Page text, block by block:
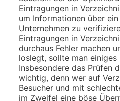
Eintragungen in
um Informationen über
Unternehmen zu
Eintragungen in
durchaus Fehler machen
loslegt, sollte man einiges
Insbesondere das Prüfen
wichtig, denn wer auf
Besucher und mit
im Zweifel eine böse